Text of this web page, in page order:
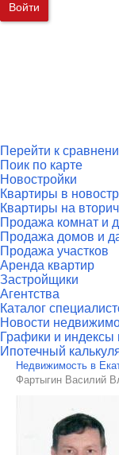
Войти
Перейти к
Поик по карте
Новостройки
Квартиры в
Квартиры на
Продажа комнат и
Продажа домов и
Продажа участков
Аренда квартир
Застройщики
Агентства
Каталог
Новости
Графики и индексы
Ипотечный
Недвижимость в
Фартыгин Василий